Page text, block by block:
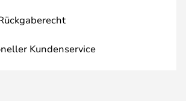
Kundenservice